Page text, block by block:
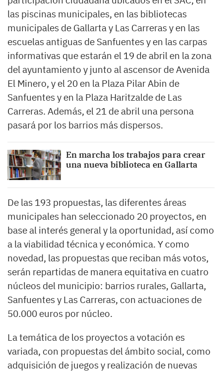
las piscinas municipales, en las bibliotecas
municipales de Gallarta y Las Carreras y en las
escuelas antiguas de Sanfuentes y en las carpas
informativas que estarán el 19 de abril en la zona
del ayuntamiento y junto al ascensor de Avenida
El Minero, y el 20 en la Plaza Pilar Abin de
Sanfuentes y en la Plaza Haritzalde de Las
Carreras. Además, el 21 de abril una persona
pasará por los barrios más dispersos.
En marcha los trabajos para crear
una nueva biblioteca en Gallarta
De las 193 propuestas, las diferentes áreas
municipales han seleccionado 20 proyectos, en
base al interés general y la oportunidad, así como
a la viabilidad técnica y económica. Y como
novedad, las propuestas que reciban más votos,
serán repartidas de manera equitativa en cuatro
núcleos del municipio: barrios rurales, Gallarta,
Sanfuentes y Las Carreras, con actuaciones de
50.000 euros por núcleo.
La temática de los proyectos a votación es
variada, con propuestas del ámbito social, como
adquisición de juegos y realización de nuevas